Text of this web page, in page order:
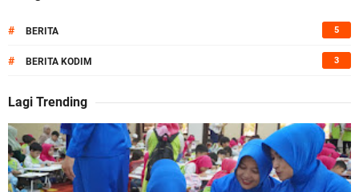
# BERITA 5
# BERITA KODIM 3
Lagi Trending